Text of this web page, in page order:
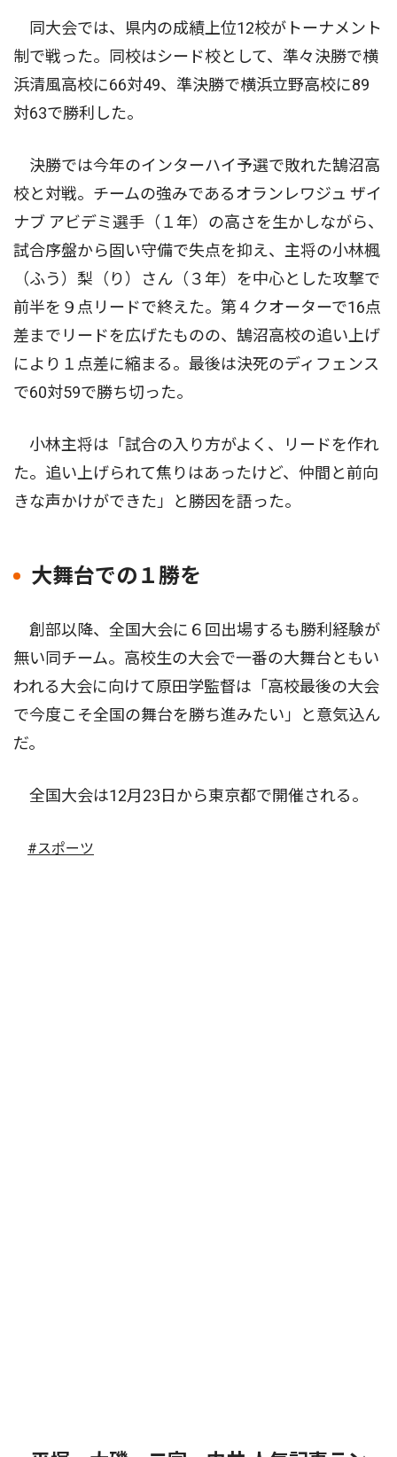
同大会では、県内の成績上位12校がトーナメント
制で戦った。同校はシード校として、準々決勝で横
浜清風高校に66対49、準決勝で横浜立野高校に89
対63で勝利した。
決勝では今年のインターハイ予選で敗れた鵠沼高
校と対戦。チームの強みであるオランレワジュ ザイ
ナブ アビデミ選手（１年）の高さを生かしながら、
試合序盤から固い守備で失点を抑え、主将の小林楓
（ふう）梨（り）さん（３年）を中心とした攻撃で
前半を９点リードで終えた。第４クオーターで16点
差までリードを広げたものの、鵠沼高校の追い上げ
により１点差に縮まる。最後は決死のディフェンス
で60対59で勝ち切った。
小林主将は「試合の入り方がよく、リードを作れ
た。追い上げられて焦りはあったけど、仲間と前向
きな声かけができた」と勝因を語った。
大舞台での１勝を
創部以降、全国大会に６回出場するも勝利経験が
無い同チーム。高校生の大会で一番の大舞台ともい
われる大会に向けて原田学監督は「高校最後の大会
で今度こそ全国の舞台を勝ち進みたい」と意気込ん
だ。
全国大会は12月23日から東京都で開催される。
#スポーツ